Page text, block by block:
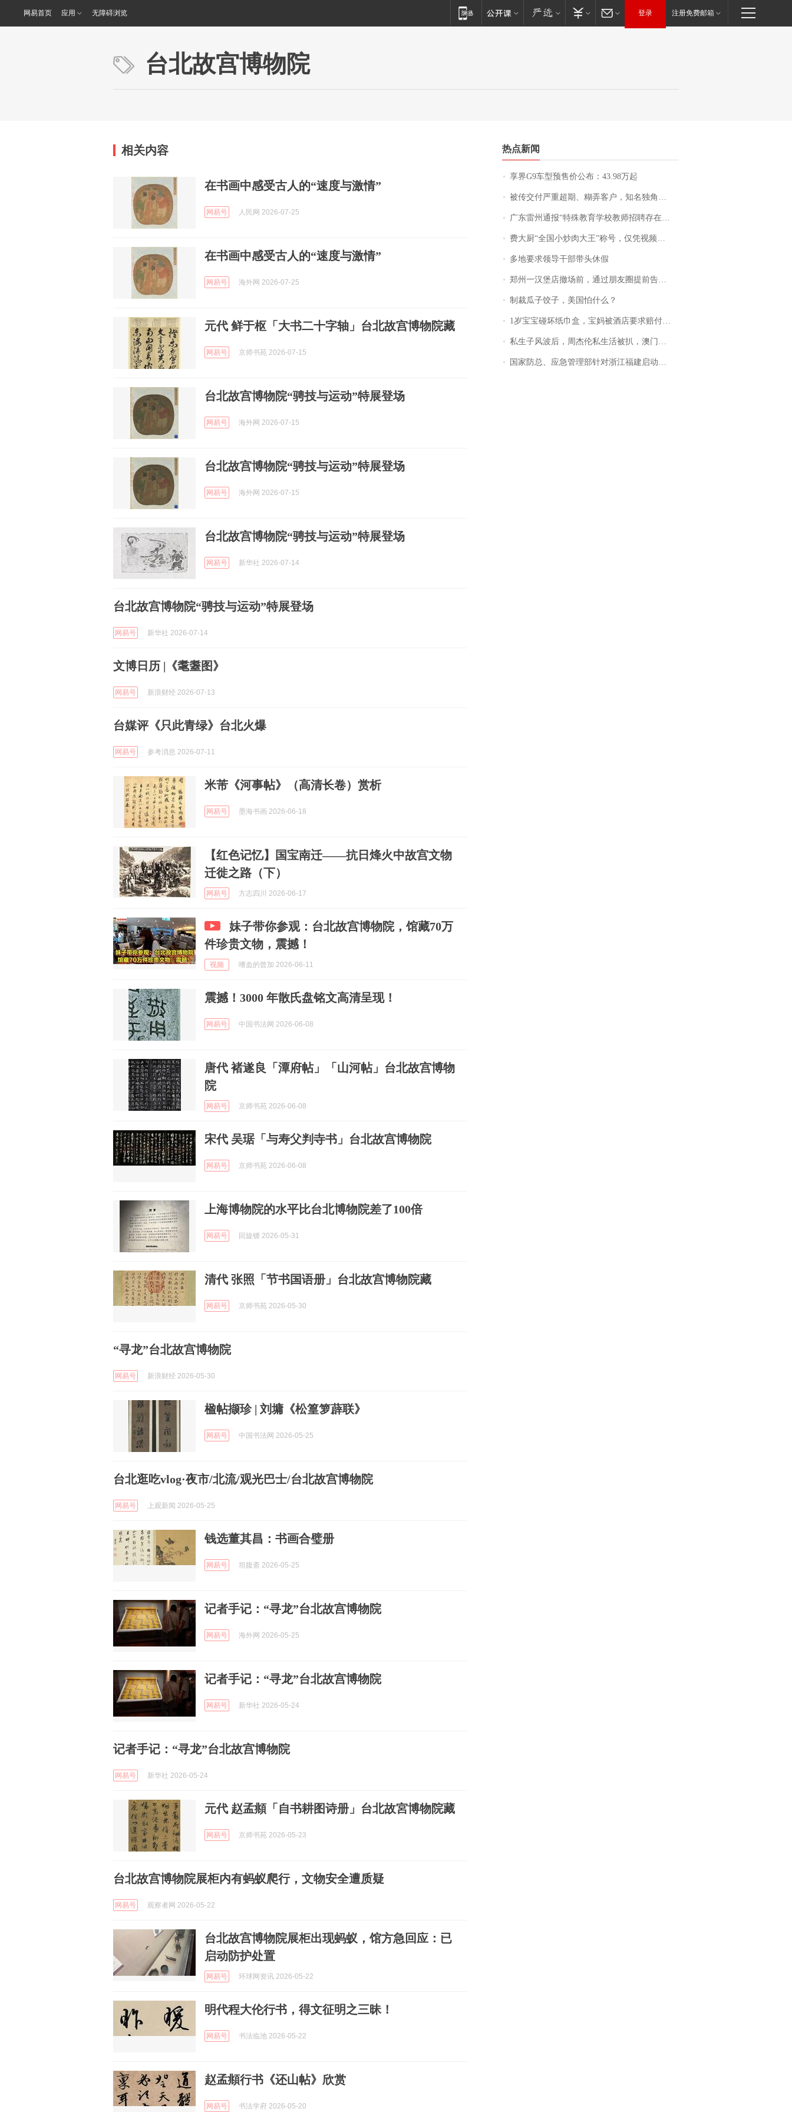
网易首页 应用 无障碍浏览 登录 注册免费邮箱
台北故宫博物院
相关内容
在书画中感受古人的“速度与激情”
网易号 人民网 2026-07-25
在书画中感受古人的“速度与激情”
网易号 海外网 2026-07-25
元代 鲜于枢「大书二十字轴」台北故宫博物院藏
网易号 京师书苑 2026-07-15
台北故宫博物院“骋技与运动”特展登场
网易号 海外网 2026-07-15
台北故宫博物院“骋技与运动”特展登场
网易号 海外网 2026-07-15
台北故宫博物院“骋技与运动”特展登场
网易号 新华社 2026-07-14
台北故宫博物院“骋技与运动”特展登场
网易号 新华社 2026-07-14
文博日历 |《耄耋图》
网易号 新浪财经 2026-07-13
台媒评《只此青绿》台北火爆
网易号 参考消息 2026-07-11
米芾《河事帖》（高清长卷）赏析
网易号 墨海书画 2026-06-18
【红色记忆】国宝南迁——抗日烽火中故宫文物
迁徙之路（下）
网易号 方志四川 2026-06-17
妹子带你参观：台北故宫博物院，馆藏70万
件珍贵文物，震撼！
视频 嗜血的曾加 2026-06-11
震撼！3000 年散氏盘铭文高清呈现！
网易号 中国书法网 2026-06-08
唐代 褚遂良「潭府帖」「山河帖」台北故宫博物
院
网易号 京师书苑 2026-06-08
宋代 吴琚「与寿父判寺书」台北故宫博物院
网易号 京师书苑 2026-06-08
上海博物院的水平比台北博物院差了100倍
网易号 回旋镖 2026-05-31
清代 张照「节书国语册」台北故宫博物院藏
网易号 京师书苑 2026-05-30
“寻龙”台北故宫博物院
网易号 新浪财经 2026-05-30
楹帖撷珍 | 刘墉《松篁箩薜联》
网易号 中国书法网 2026-05-25
台北逛吃vlog·夜市/北流/观光巴士/台北故宫博物院
网易号 上观新闻 2026-05-25
钱选董其昌：书画合璧册
网易号 坦腹斋 2026-05-25
记者手记：“寻龙”台北故宫博物院
网易号 海外网 2026-05-25
记者手记：“寻龙”台北故宫博物院
网易号 新华社 2026-05-24
记者手记：“寻龙”台北故宫博物院
网易号 新华社 2026-05-24
元代 赵孟頫「自书耕图诗册」台北故宮博物院藏
网易号 京师书苑 2026-05-23
台北故宫博物院展柜内有蚂蚁爬行，文物安全遭质疑
网易号 观察者网 2026-05-22
台北故宫博物院展柜出现蚂蚁，馆方急回应：已
启动防护处置
网易号 环球网资讯 2026-05-22
明代程大伦行书，得文征明之三昧！
网易号 书法临池 2026-05-22
赵孟頫行书《还山帖》欣赏
网易号 书法学府 2026-05-20
热点新闻
享界G9车型预售价公布：43.98万起
被传交付严重超期、糊弄客户，知名独角兽车企创始人回应：都没证据，将依法采取措施，“本人长期与美国交管局保持沟通，对方表示肯定”
广东雷州通报“特殊教育学校教师招聘存在违规行为”：已启动问责程序 副校长被停职
费大厨“全国小炒肉大王”称号，仅凭视频评出？中国烹饪协会回应
多地要求领导干部带头休假
郑州一汉堡店撤场前，通过朋友圈提前告知逐一退费，有顾客仅剩1元也全被退回，分文不少；顾客：言而有信，让人感动
制裁瓜子饺子，美国怕什么？
1岁宝宝碰坏纸巾盒，宝妈被酒店要求赔付924元！三亚一酒店回复：骨瓷定制！网友一查价格，吵翻了
私生子风波后，周杰伦私生活被扒，澳门输10亿传闻早已经水落石出
国家防总、应急管理部针对浙江福建启动防汛防台风四级应急响应